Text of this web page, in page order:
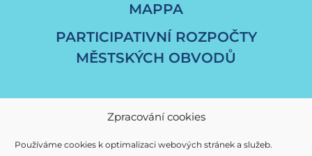
Zpracování cookies
Používáme cookies k optimalizaci webových stránek a služeb.
MAPPA
PARTICIPATIVNÍ ROZPOČTY
MĚSTSKÝCH OBVODŮ